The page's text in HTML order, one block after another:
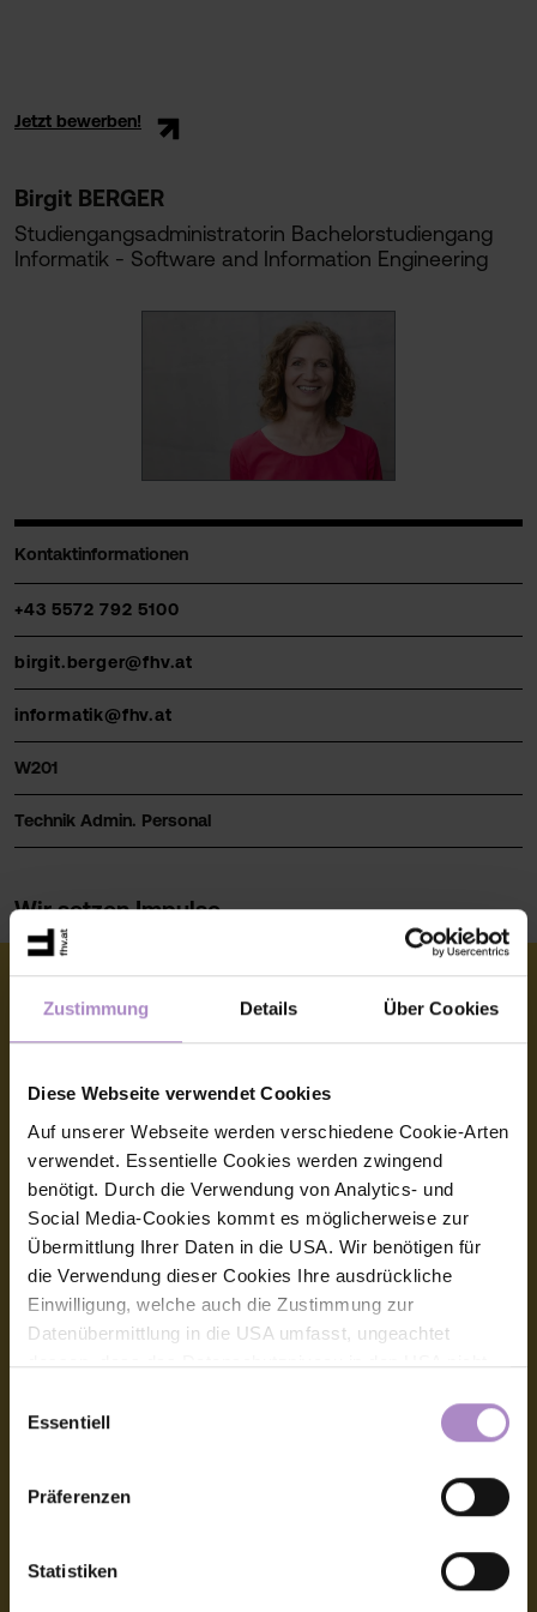
Zustimmung Details Über Cookies
Diese Webseite verwendet Cookies
Auf unserer Webseite werden verschiedene Cookie-Arten
verwendet. Essentielle Cookies werden zwingend
benötigt. Durch die Verwendung von Analytics- und
Social Media-Cookies kommt es möglicherweise zur
Übermittlung Ihrer Daten in die USA. Wir benötigen für
die Verwendung dieser Cookies Ihre ausdrückliche
Einwilligung, welche auch die Zustimmung zur
Datenübermittlung in die USA umfasst, ungeachtet
dessen, dass das Datenschutzniveau in den USA nicht
für die Rechte und Freiheiten der betroffenen Personen
nach sich ziehen kann. Die Einwilligung erteilen Sie
dadurch, dass Sie die ausgewählten Cookies durch
Aktivierung des Buttons akzeptieren. Sie können Ihre
das runde co Symbol rechts unten auf der Webseite -
jederzeit widerrufen. Durch den Widerruf der Einwilligung
Essentiell
Präferenzen
Statistiken
Jetzt bewerben!
Birgit BERGER
Studiengangsadministratorin Bachelorstudiengang
Informatik - Software and Information Engineering
Kontaktinformationen
+43 5572 792 5100
birgit.berger@fhv.at
informatik@fhv.at
W201
Technik Admin. Personal
Wir setzen Impulse
Allgemeine Geschäftsbedingungen
Datenschutz
Barrierefreiheitserklärung
Hinweisgeber:innensystem (Whistleblower-System)
Kontakt
CAMPUS V, Hochschulstraße 1
+43 5572 792